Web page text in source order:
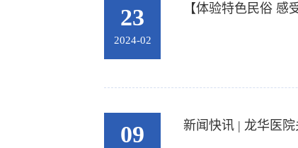
23
2024-02
【体验特色民俗 感
09 新闻快讯 | 龙华医